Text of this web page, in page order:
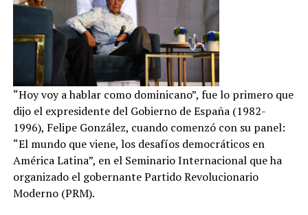
“Hoy voy a hablar como dominicano”, fue lo primero que
dijo el expresidente del Gobierno de España (1982-
1996), Felipe González, cuando comenzó con su panel:
“El mundo que viene, los desafíos democráticos en
América Latina”, en el Seminario Internacional que ha
organizado el gobernante Partido Revolucionario
Moderno (PRM).